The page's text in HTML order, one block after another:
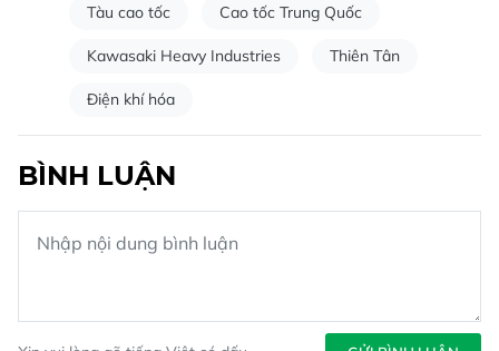
Tàu cao tốc Cao tốc Trung Quốc
Kawasaki Heavy Industries Thiên Tân
Điện khí hóa
BÌNH LUẬN